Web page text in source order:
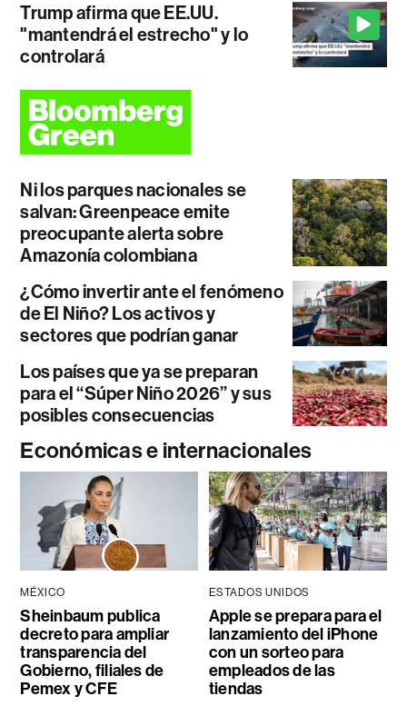
Trump afirma que EE.UU.
"mantendrá el estrecho" y lo
controlará
Ni los parques nacionales se
salvan: Greenpeace emite
preocupante alerta sobre
Amazonía colombiana
¿Cómo invertir ante el fenómeno
de El Niño? Los activos y
sectores que podrían ganar
Los países que ya se preparan
para el “Súper Niño 2026” y sus
posibles consecuencias
Económicas e internacionales
MÉXICO
Sheinbaum publica
decreto para ampliar
transparencia del
Gobierno, filiales de
Pemex y CFE
ESTADOS UNIDOS
Apple se prepara para el
lanzamiento del iPhone
con un sorteo para
empleados de las
tiendas